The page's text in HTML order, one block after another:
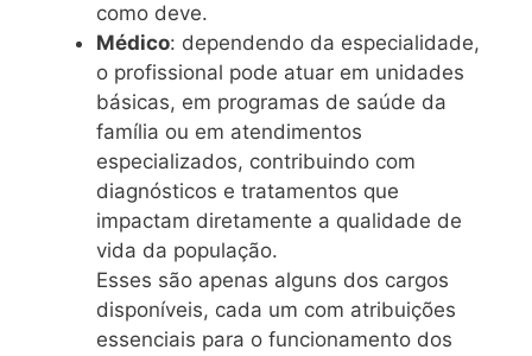
como deve.
Médico: dependendo da especialidade,
o profissional pode atuar em unidades
básicas, em programas de saúde da
família ou em atendimentos
especializados, contribuindo com
diagnósticos e tratamentos que
impactam diretamente a qualidade de
vida da população.
Esses são apenas alguns dos cargos
disponíveis, cada um com atribuições
essenciais para o funcionamento dos